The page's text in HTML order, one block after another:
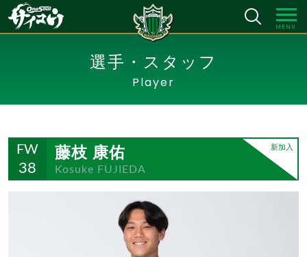
MENU
選手・スタッフ
Player
新加入
FW
38
藤枝 康佑
Kosuke FUJIEDA